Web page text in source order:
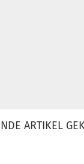
ARTIKEL